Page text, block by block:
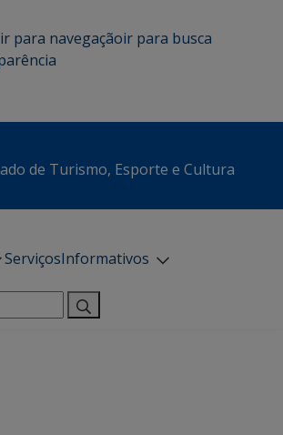
ir para navegaçãoir para busca
de Turismo, Esporte e Cultura
ServiçosInformativos